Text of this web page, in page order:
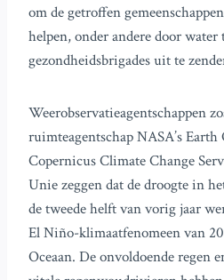
om de getroffen
helpen, onder andere door water
gezondheidsbrigades uit te
Weerobservatieagentschappen
ruimteagentschap NASA’s Earth
Copernicus Climate Change
Unie zeggen dat de droogte in
de tweede helft van vorig jaar
El Niño-klimaatfenomeen van
Oceaan. De onvoldoende regen